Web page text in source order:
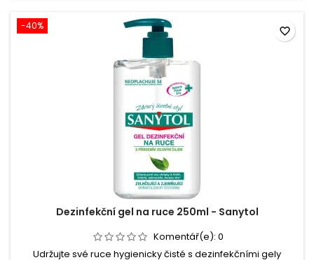
-
Sodex
-40%
Dezinfekční gel na ruce 250ml - Sanytol
Komentář(e): 0
Udržujte své ruce hygienicky čisté s dezinfekčními gely
favorite_border